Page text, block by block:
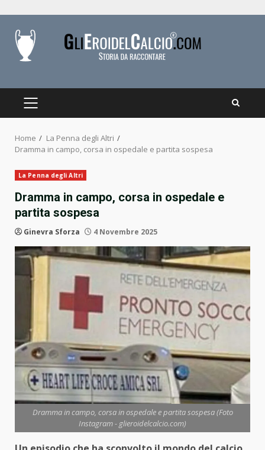
content
PRIMARY
Home
La Penna degli Altri
Dramma in campo, corsa in ospedale e partita sospesa
La Penna degli Altri
Dramma in campo, corsa in ospedale e
partita sospesa
Ginevra Sforza 4 Novembre 2025
Dramma in campo, corsa in ospedale e partita sospesa (Foto
Instagram - glieroidelcalcio.com)